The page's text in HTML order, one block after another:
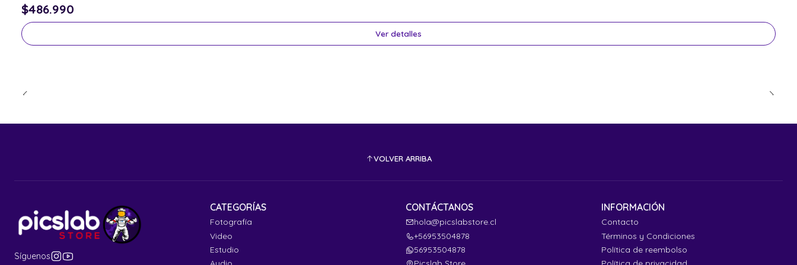
$486.990
Ver detalles
VOLVER ARRIBA
Síguenos
CATEGORÍAS
Fotografía
Video
Estudio
CONTÁCTANOS
hola@picslabstore.cl
+56953504878
56953504878
INFORMACIÓN
Contacto
Términos y Condiciones
Política de reembolso